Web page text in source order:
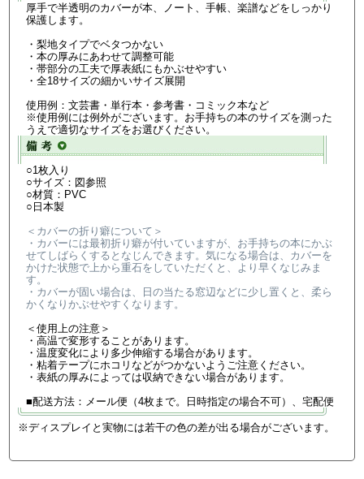
厚手で半透明のカバーが本、ノート、手帳、楽譜などをしっかり
保護します。
・梨地タイプでベタつかない
・本の厚みにあわせて調整可能
・帯部分の工夫で厚表紙にもかぶせやすい
・全18サイズの細かいサイズ展開
使用例：文芸書・単行本・参考書・コミック本など
※使用例には例外がございます。お手持ちの本のサイズを測った
うえで適切なサイズをお選びください。
○1枚入り
○サイズ：図参照
○材質：PVC
○日本製
＜カバーの折り癖について＞
・カバーには最初折り癖が付いていますが、お手持ちの本にかぶ
せてしばらくするとなじんできます。気になる場合は、カバーを
かけた状態で上から重石をしていただくと、より早くなじみま
す。
・カバーが固い場合は、日の当たる窓辺などに少し置くと、柔ら
かくなりかぶせやすくなります。
＜使用上の注意＞
・高温で変形することがあります。
・温度変化により多少伸縮する場合があります。
・粘着テープにホコリなどがつかないようご注意ください。
・表紙の厚みによっては収納できない場合があります。
■配送方法：メール便（4枚まで。日時指定の場合不可）、宅配便
※ディスプレイと実物には若干の色の差が出る場合がございます。